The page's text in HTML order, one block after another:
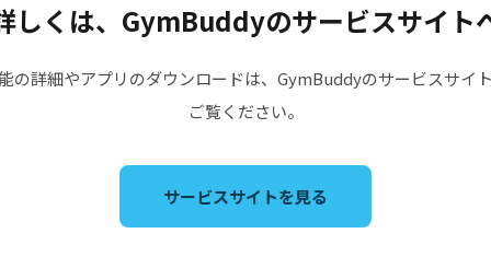
しくは、GymBuddyのサービスサイト
の詳細やアプリのダウンロードは、GymBuddyのサービスサイ
ご覧ください。
サービスサイトを見る